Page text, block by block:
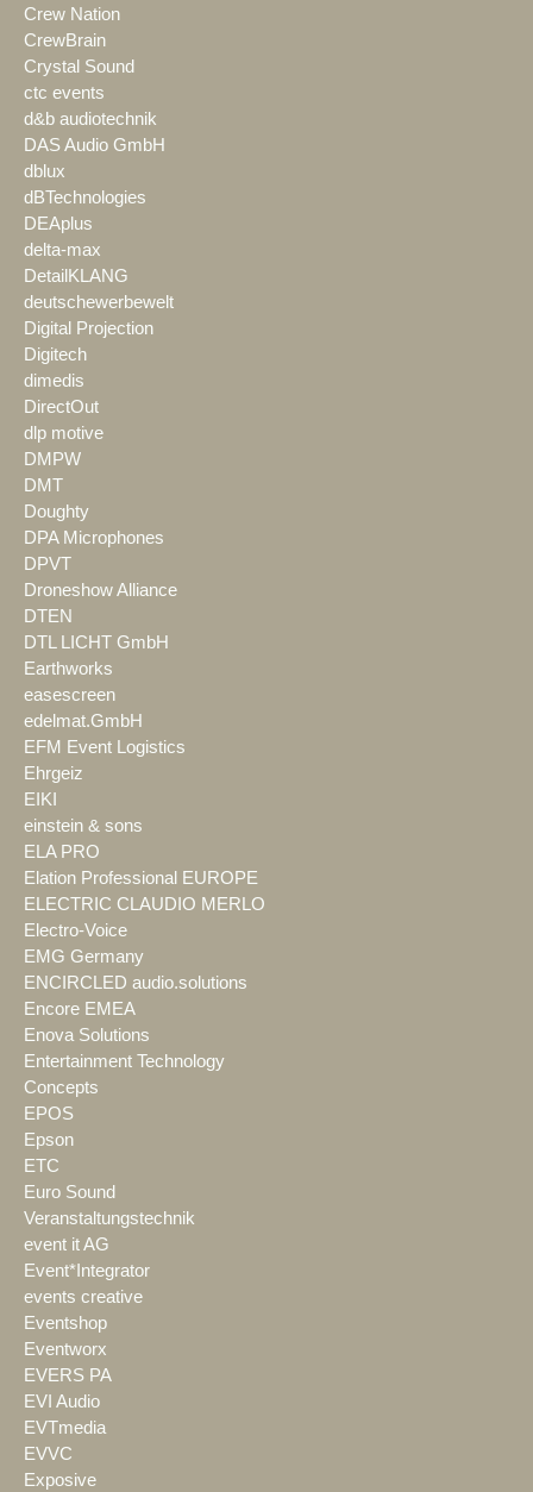
Crew Nation
CrewBrain
Crystal Sound
ctc events
d&b audiotechnik
DAS Audio GmbH
dblux
dBTechnologies
DEAplus
delta-max
DetailKLANG
deutschewerbewelt
Digital Projection
Digitech
dimedis
DirectOut
dlp motive
DMPW
DMT
Doughty
DPA Microphones
DPVT
Droneshow Alliance
DTEN
DTL LICHT GmbH
Earthworks
easescreen
edelmat.GmbH
EFM Event Logistics
Ehrgeiz
EIKI
einstein & sons
ELA PRO
Elation Professional EUROPE
ELECTRIC CLAUDIO MERLO
Electro-Voice
EMG Germany
ENCIRCLED audio.solutions
Encore EMEA
Enova Solutions
Entertainment Technology
Concepts
EPOS
Epson
ETC
Euro Sound
Veranstaltungstechnik
event it AG
Event*Integrator
events creative
Eventshop
Eventworx
EVERS PA
EVI Audio
EVTmedia
EVVC
Exposive